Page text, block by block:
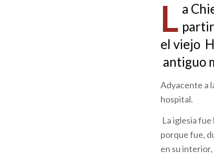
L a
el viejo
antiguo
Adyacente a
hospital.
La iglesia
porque fue,
en su